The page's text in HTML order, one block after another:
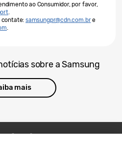
ao Consumidor, por favor,
.
contate: samsungpr@cdn.com.bre
sobre a Samsung
mais